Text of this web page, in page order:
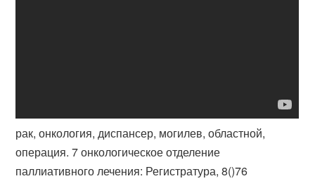
рак, онкология, диспансер, могилев, областной,
операция. 7 онкологическое отделение
паллиативного лечения: Регистратура, 8()76​